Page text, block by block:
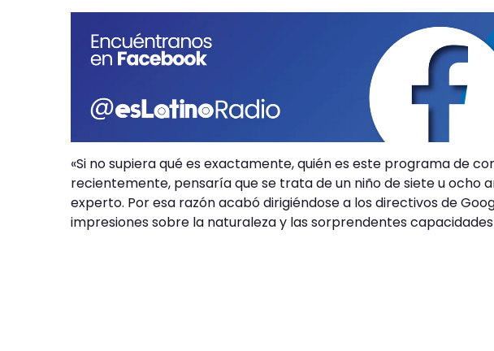
«Si no supiera qué es exactamente, quién es este programa de
recientemente, pensaría que se trata de un niño de siete u ocho
experto. Por esa razón acabó dirigiéndose a los directivos de
impresiones sobre la naturaleza y las sorprendentes